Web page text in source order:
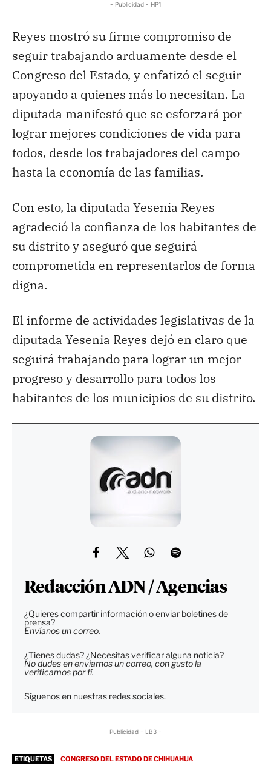
- Publicidad - HP1
Reyes mostró su firme compromiso de
seguir trabajando arduamente desde el
Congreso del Estado, y enfatizó el seguir
apoyando a quienes más lo necesitan. La
diputada manifestó que se esforzará por
lograr mejores condiciones de vida para
todos, desde los trabajadores del campo
hasta la economía de las familias.
Con esto, la diputada Yesenia Reyes
agradeció la confianza de los habitantes de
su distrito y aseguró que seguirá
comprometida en representarlos de forma
digna.
El informe de actividades legislativas de la
diputada Yesenia Reyes dejó en claro que
seguirá trabajando para lograr un mejor
progreso y desarrollo para todos los
habitantes de los municipios de su distrito.
Redacción ADN / Agencias
¿Quieres compartir información o enviar boletines de
prensa?
Envíanos un correo.
¿Tienes dudas? ¿Necesitas verificar alguna noticia?
No dudes en enviarnos un correo, con gusto la
verificamos por tí.
Síguenos en nuestras redes sociales.
Publicidad - LB3 -
ETIQUETAS CONGRESO DEL ESTADO DE CHIHUAHUA